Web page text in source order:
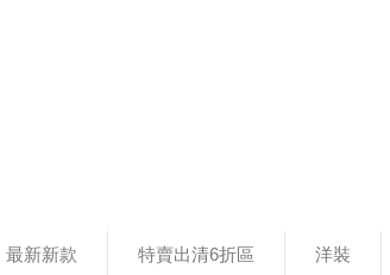
最新新款 特賣出清6折區 洋裝